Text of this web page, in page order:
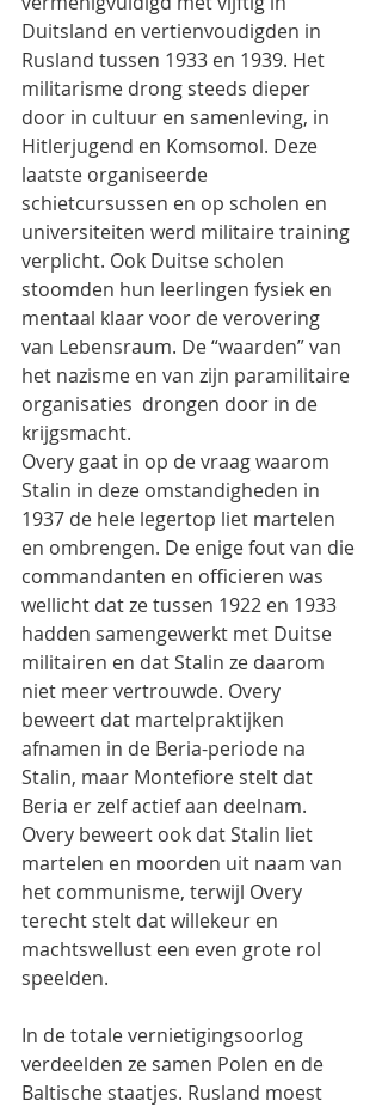
Duitsland en vertienvoudigden in
Rusland tussen 1933 en 1939. Het
militarisme drong steeds dieper
door in cultuur en samenleving, in
Hitlerjugend en Komsomol. Deze
laatste organiseerde
schietcursussen en op scholen en
universiteiten werd militaire training
verplicht. Ook Duitse scholen
stoomden hun leerlingen fysiek en
mentaal klaar voor de verovering
van Lebensraum. De “waarden” van
het nazisme en van zijn paramilitaire
organisaties  drongen door in de
krijgsmacht.
Overy gaat in op de vraag waarom
Stalin in deze omstandigheden in
1937 de hele legertop liet martelen
en ombrengen. De enige fout van die
commandanten en officieren was
wellicht dat ze tussen 1922 en 1933
hadden samengewerkt met Duitse
militairen en dat Stalin ze daarom
niet meer vertrouwde. Overy
beweert dat martelpraktijken
afnamen in de Beria-periode na
Stalin, maar Montefiore stelt dat
Beria er zelf actief aan deelnam.
Overy beweert ook dat Stalin liet
martelen en moorden uit naam van
het communisme, terwijl Overy
terecht stelt dat willekeur en
machtswellust een even grote rol
speelden.
In de totale vernietigingsoorlog
verdeelden ze samen Polen en de
Baltische staatjes. Rusland moest